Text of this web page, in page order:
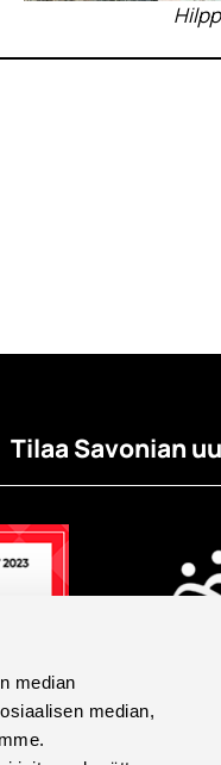
median
median,
Tilaa Savonian